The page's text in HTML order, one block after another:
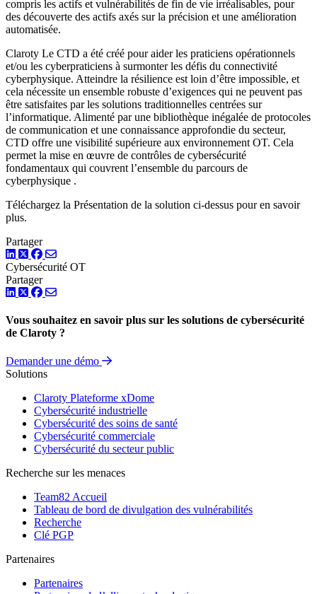
compris les actifs et vulnérabilités de fin de vie irréalisables, pour
des découverte des actifs axés sur la précision et une amélioration
automatisée.
Claroty Le CTD a été créé pour aider les praticiens opérationnels
et/ou les cyberpraticiens à surmonter les défis du connectivité
cyberphysique. Atteindre la résilience est loin d’être impossible, et
cela nécessite un ensemble robuste d’exigences qui ne peuvent pas
être satisfaites par les solutions traditionnelles centrées sur
l’informatique. Alimenté par une bibliothèque inégalée de protocoles
de communication et une connaissance approfondie du secteur,
CTD offre une visibilité supérieure aux environnement OT. Cela
permet la mise en œuvre de contrôles de cybersécurité
fondamentaux qui couvrent l’ensemble du parcours de
cyberphysique .
Téléchargez la Présentation de la solution ci-dessus pour en savoir
plus.
Partager
LinkedIn
TwitterFacebook
Cybersécurité OT
Partager
LinkedIn
TwitterFacebook
Vous souhaitez en savoir plus sur les solutions de cybersécurité
de Claroty ?
Demander une démo
Solutions
Claroty Plateforme xDome
Cybersécurité industrielle
Cybersécurité des soins de santé
Cybersécurité commerciale
Cybersécurité du secteur public
Recherche sur les menaces
Team82 Accueil
Tableau de bord de divulgation des vulnérabilités
Recherche
Clé PGP
Partenaires
Partenaires